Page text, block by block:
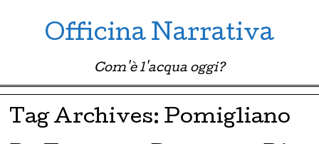
Officina Narrativa
Com'è l'acqua oggi?
Menu ☰
Skip to content
Tag Archives: Pomigliano